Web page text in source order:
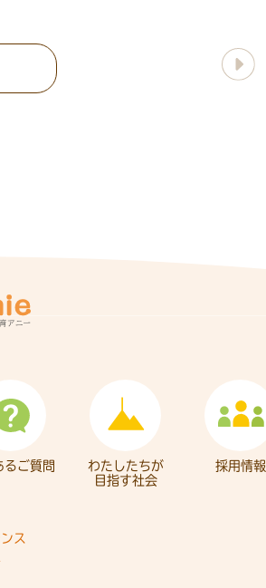
るご質問
わたしたちが
目指す社会
採用情報
ス